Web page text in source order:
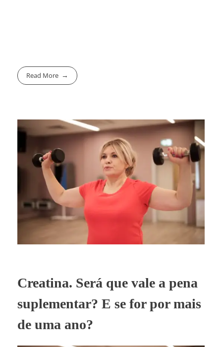
Read More
Creatina. Será que vale a pena
suplementar? E se for por mais
de uma ano?